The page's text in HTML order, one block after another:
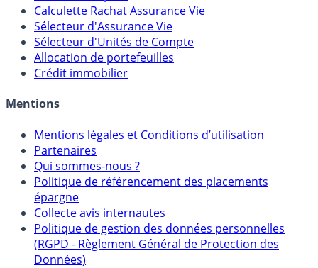
Calculette Impôts
Calculette Rachat Assurance Vie
Sélecteur d'Assurance Vie
Sélecteur d'Unités de Compte
Allocation de portefeuilles
Mentions légales et Conditions d’utilisation
Partenaires
Qui sommes-nous ?
Politique de référencement des placements
épargne
Collecte avis internautes
Politique de gestion des données personnelles